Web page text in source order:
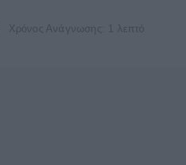
Χρόνος Ανάγνωσης: 1 λεπτό